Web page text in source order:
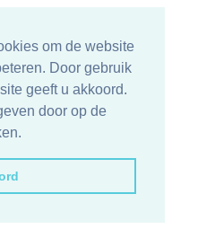
om de website
Door gebruik
geeft u akkoord.
door op de